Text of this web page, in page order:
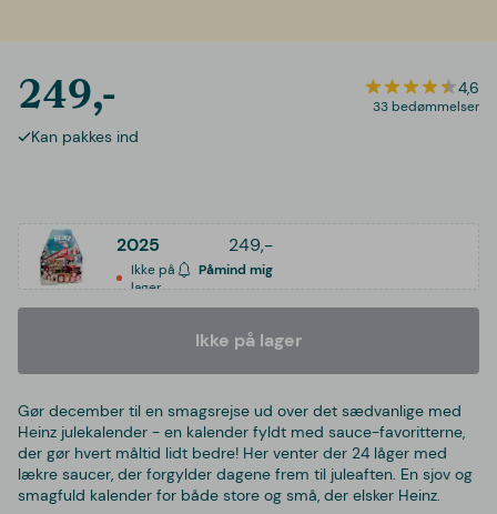
249,- 4,6
33 bedømmelser
Kan pakkes ind
2025 249,-
Ikke på
lager
Påmind mig
Ikke på lager
Gør december til en smagsrejse ud over det sædvanlige med
Heinz julekalender - en kalender fyldt med sauce-favoritterne,
der gør hvert måltid lidt bedre! Her venter der 24 låger med
lækre saucer, der forgylder dagene frem til juleaften. En sjov og
smagfuld kalender for både store og små, der elsker Heinz.